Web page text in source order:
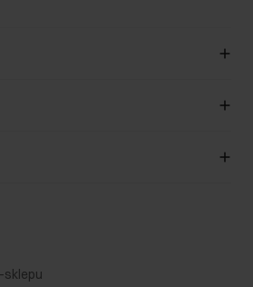
sklepu